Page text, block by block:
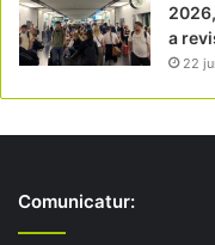
a
22
Comunicatur: